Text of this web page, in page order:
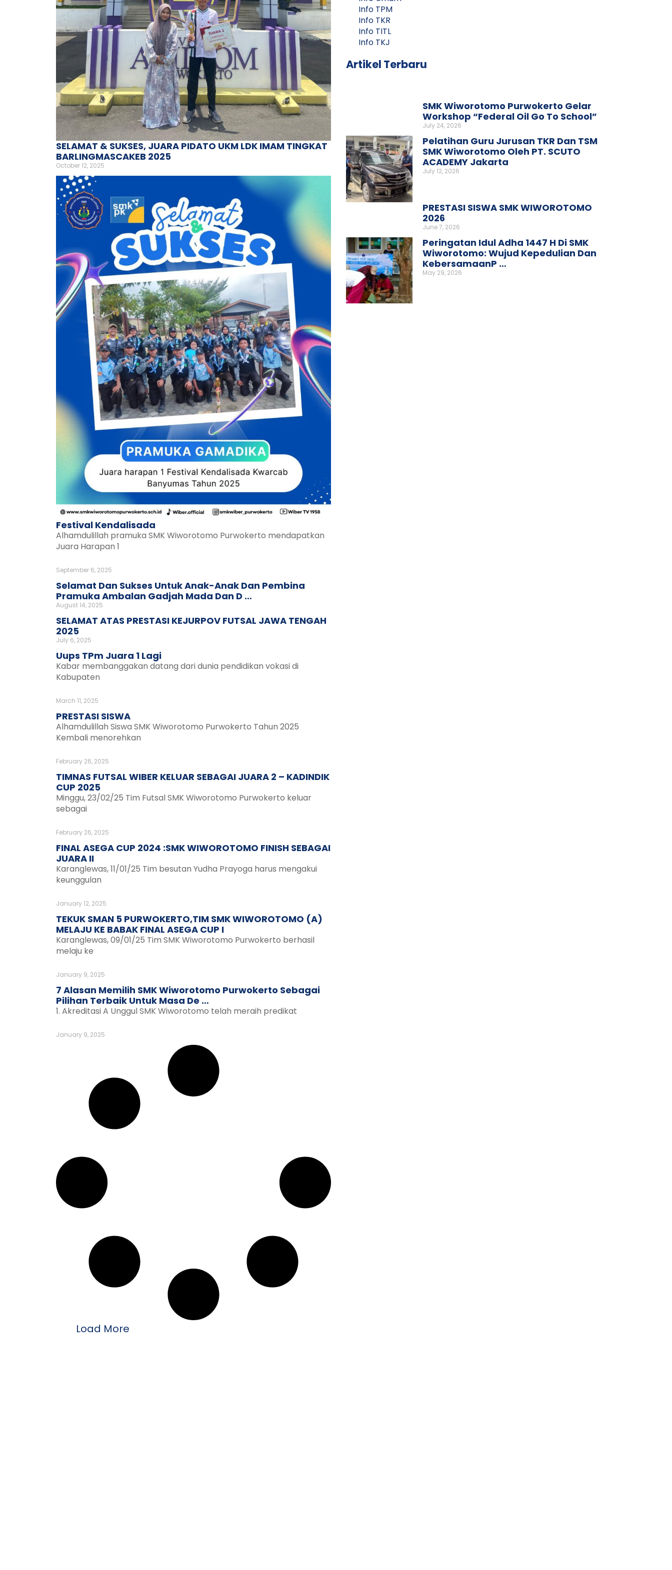
SELAMAT & SUKSES, JUARA PIDATO UKM LDK IMAM TINGKAT
BARLINGMASCAKEB 2025
October 12, 2025
Festival Kendalisada
Alhamdulillah pramuka SMK Wiworotomo Purwokerto mendapatkan
Juara Harapan 1
September 6, 2025
Selamat Dan Sukses Untuk Anak-Anak Dan Pembina
Pramuka Ambalan Gadjah Mada Dan D …
August 14, 2025
SELAMAT ATAS PRESTASI KEJURPOV FUTSAL JAWA TENGAH
2025
July 6, 2025
Uups TPm Juara 1 Lagi
Kabar membanggakan datang dari dunia pendidikan vokasi di
Kabupaten
March 11, 2025
PRESTASI SISWA
Alhamdulillah Siswa SMK Wiworotomo Purwokerto Tahun 2025
Kembali menorehkan
February 26, 2025
TIMNAS FUTSAL WIBER KELUAR SEBAGAI JUARA 2 – KADINDIK
CUP 2025
Minggu, 23/02/25 Tim Futsal SMK Wiworotomo Purwokerto keluar
sebagai
February 26, 2025
FINAL ASEGA CUP 2024 :SMK WIWOROTOMO FINISH SEBAGAI
JUARA II
Karanglewas, 11/01/25 Tim besutan Yudha Prayoga harus mengakui
keunggulan
January 12, 2025
TEKUK SMAN 5 PURWOKERTO,TIM SMK WIWOROTOMO (A)
MELAJU KE BABAK FINAL ASEGA CUP I
Karanglewas, 09/01/25 Tim SMK Wiworotomo Purwokerto berhasil
melaju ke
January 9, 2025
7 Alasan Memilih SMK Wiworotomo Purwokerto Sebagai
Pilihan Terbaik Untuk Masa De …
1. Akreditasi A Unggul SMK Wiworotomo telah meraih predikat
January 9, 2025
Load More
Info TPM
Info TKR
Info TITL
Info TKJ
Artikel Terbaru
SMK Wiworotomo Purwokerto Gelar
Workshop “Federal Oil Go To School”
July 24, 2026
Pelatihan Guru Jurusan TKR Dan TSM
SMK Wiworotomo Oleh PT. SCUTO
ACADEMY Jakarta
July 12, 2026
PRESTASI SISWA SMK WIWOROTOMO
2026
June 7, 2026
Peringatan Idul Adha 1447 H Di SMK
Wiworotomo: Wujud Kepedulian Dan
KebersamaanP …
May 29, 2026